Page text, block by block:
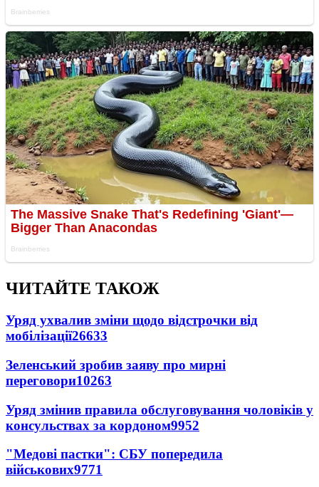
ЧИТАЙТЕ ТАКОЖ
Уряд ухвалив зміни щодо відстрочки від
мобілізації26633
Зеленський зробив заяву про мирні
переговори10263
Уряд змінив правила обслуговування чоловіків у
консульствах за кордоном9952
"Медові пастки": СБУ попередила
військових9771